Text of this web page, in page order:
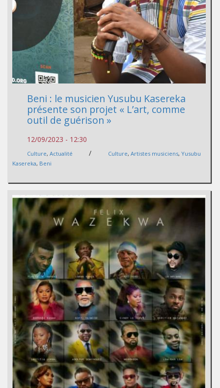
Beni : le musicien Yusubu Kasereka
présente son projet « L’art, comme
outil de guérison »
12/09/2023 - 12:30
Culture, Actualité / Culture, Artistes musiciens, Yusubu
Kasereka, Beni